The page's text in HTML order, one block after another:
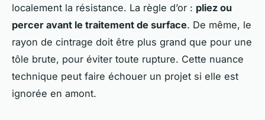
localement la résistance. La règle d’or : pliez ou
percer avant le traitement de surface. De même, le
rayon de cintrage doit être plus grand que pour une
tôle brute, pour éviter toute rupture. Cette nuance
technique peut faire échouer un projet si elle est
ignorée en amont.